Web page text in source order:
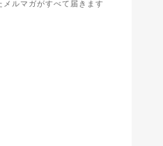
メルマガがすべて届きます